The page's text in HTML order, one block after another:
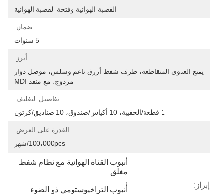
القصبة الهوائية وفتحة القصبة الهوائية
ضمان:
5 سنوات
أبرز:
يمنع العدوى المتقاطعة، طرف شفط أزرق ناعم وسلس، موصل دوار
مزدوج، مع منفذ MDI
تفاصيل التغليف:
القدرة على العرض:
100،000pcs/شهر
إبراز:
أنبوب القناة الهوائية مع نظام شفط
مغلق
,
أنبوب التراخيوستومي ذو الضوء